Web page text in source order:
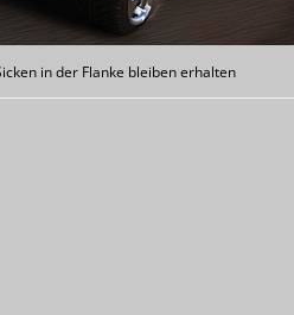
in der Flanke bleiben erhalten